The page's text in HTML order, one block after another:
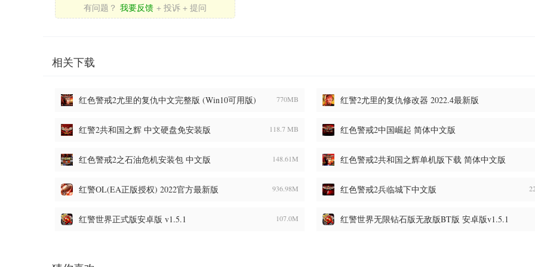
有问题？ 我要反馈 + 投诉 + 提问
相关下载
红色警戒2尤里的复仇中文完整版 (Win10可用版) 770MB 红警2尤里的复仇修改器 2022.4最新版
红警2共和国之辉 中文硬盘免安装版 118.7 MB 红色警戒2中国崛起 简体中文版
红色警戒2之石油危机安装包 中文版 148.61M 红色警戒2共和国之辉单机版下载 简体中文版
红警OL(EA正版授权) 2022官方最新版 936.98M 红色警戒2兵临城下中文版
红警世界正式版安卓版 v1.5.1 107.0M 红警世界无限钻石版无敌版BT版 安卓版v1.5.1